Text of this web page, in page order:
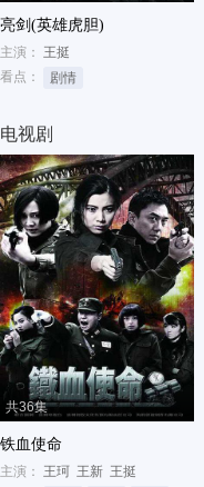
亮剑(英雄虎胆)
主演： 王挺
看点：
剧情
电视剧
共36集
铁血使命
主演： 王珂 王新 王挺